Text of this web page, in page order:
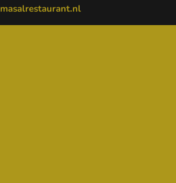
masalrestaurant.nl